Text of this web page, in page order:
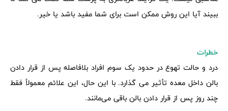
ببیند آیا این روش ممکن است برای شما مفید باشد یا خیر.
خطرات
درد و حالت تهوع در حدود یک سوم افراد بلافاصله پس از قرار دادن
بالن داخل معده تأثیر می گذارد. با این حال، این علائم معمولاً فقط
چند روز پس از قرار دادن بالن باقی می‌مانند.